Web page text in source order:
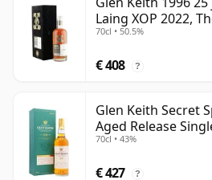
Laing XOP 2022,
15466
70cl • 50.5%
€ 408 ?
Glen Keith Secret
Aged Release
oud
70cl • 43%
€ 427 ?